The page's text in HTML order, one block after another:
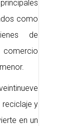
como
de
reciclaje y
en un